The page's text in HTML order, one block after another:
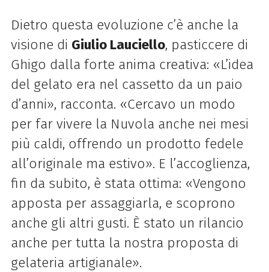
Dietro questa evoluzione c’è anche la
visione di Giulio Lauciello, pasticcere di
Ghigo dalla forte anima creativa: «L’idea
del gelato era nel cassetto da un paio
d’anni», racconta. «Cercavo un modo
per far vivere la Nuvola anche nei mesi
più caldi, offrendo un prodotto fedele
all’originale ma estivo». E l’accoglienza,
fin da subito, è stata ottima: «Vengono
apposta per assaggiarla, e scoprono
anche gli altri gusti. È stato un rilancio
anche per tutta la nostra proposta di
gelateria artigianale».